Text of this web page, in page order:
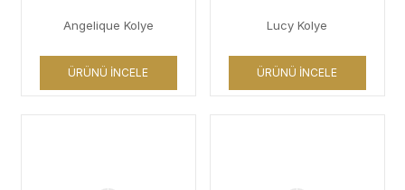
Angelique Kolye
ÜRÜNÜ İNCELE
Lucy Kolye
ÜRÜNÜ İNCELE